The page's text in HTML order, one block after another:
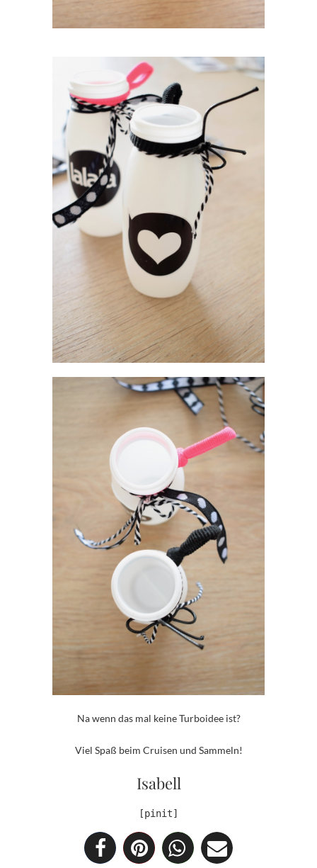
Na wenn das mal keine Turboidee ist?
Viel Spaß beim Cruisen und Sammeln!
Isabell
[pinit]